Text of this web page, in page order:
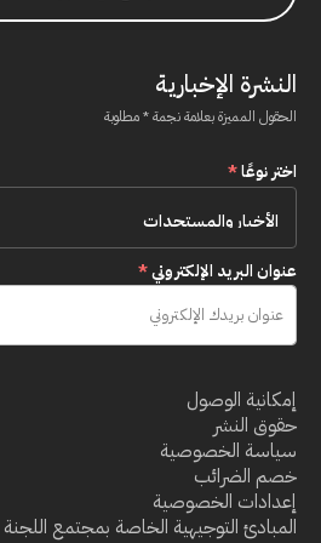
النشرة الإخبارية
الحقول المميزة بعلامة نجمة * مطلوبة
اختر نوعًا*
عنوان البريد الإلكتروني*
إمكانية الوصول
حقوق النشر
سياسة الخصوصية
خصم الضرائب
إعدادات الخصوصية
المبادئ التوجيهية الخاصة بمجتمع